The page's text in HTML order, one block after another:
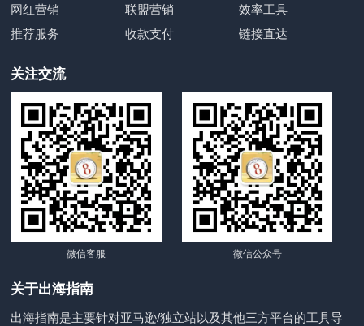
网红营销
联盟营销
效率工具
推荐服务
收款支付 链接直达
关注交流
微信客服 微信公众号
关于出海指南
出海指南是主要针对亚马逊/独立站以及其他三方平台的工具导